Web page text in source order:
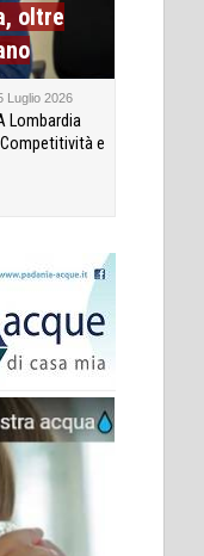
oltre
Luglio 2026
Lombardia
e